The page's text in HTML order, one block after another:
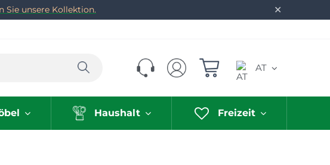
✕
Sie unsere Kollektion.
Suchen AT
Haushalt Freizeit